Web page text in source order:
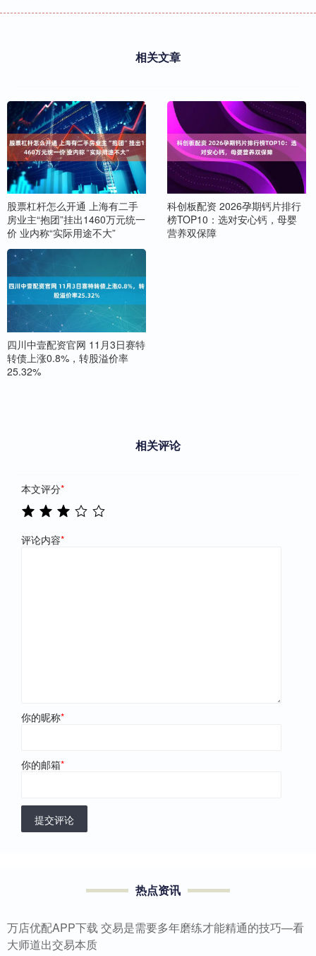
相关文章
股票杠杆怎么开通 上海有二手
房业主“抱团”挂出1460万元统一
价 业内称“实际用途不大”
科创板配资 2026孕期钙片排行
榜TOP10：选对安心钙，母婴
营养双保障
四川中壹配资官网 11月3日赛特
转债上涨0.8%，转股溢价率
25.32%
相关评论
本文评分*
评论内容*
你的昵称*
你的邮箱*
提交评论
热点资讯
万店优配APP下载 交易是需要多年磨练才能精通的技巧—看
大师道出交易本质